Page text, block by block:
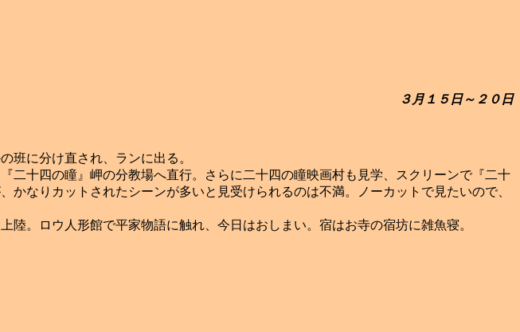
３月１５日～２０日
班に分け直され、ランに出る。
十四の瞳』岬の分教場へ直行。さらに二十四の瞳映画村も見学、スクリーンで『二十
かなりカットされたシーンが多いと見受けられるのは不満。ノーカットで見たいので、
。ロウ人形館で平家物語に触れ、今日はおしまい。宿はお寺の宿坊に雑魚寝。